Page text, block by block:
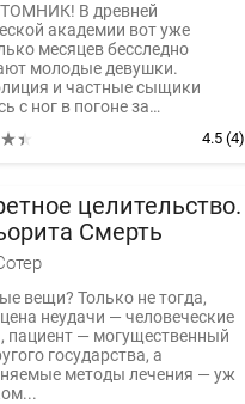
В древней
академии вот уже
месяцев бесследно
молодые девушки.
и частные сыщики
с ног в погоне за
4.5(4)
целительство.
Смерть
вещи? Только не тогда,
неудачи — человеческие
пациент — могущественный
государства, а
методы лечения — уж